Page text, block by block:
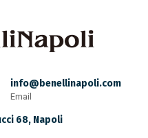
info@benellinapoli.com
Email
68, Napoli